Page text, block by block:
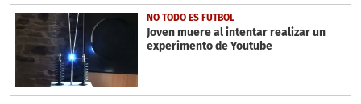
NO TODO ES FUTBOL
Joven muere al intentar realizar un
experimento de Youtube